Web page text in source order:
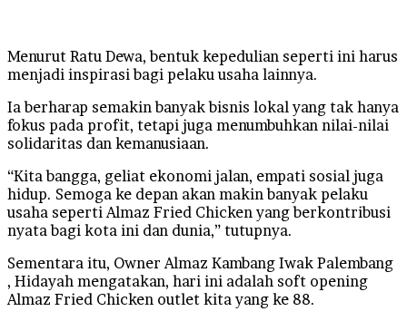
Menurut Ratu Dewa, bentuk kepedulian seperti ini harus
menjadi inspirasi bagi pelaku usaha lainnya.
Ia berharap semakin banyak bisnis lokal yang tak hanya
fokus pada profit, tetapi juga menumbuhkan nilai-nilai
solidaritas dan kemanusiaan.
“Kita bangga, geliat ekonomi jalan, empati sosial juga
hidup. Semoga ke depan akan makin banyak pelaku
usaha seperti Almaz Fried Chicken yang berkontribusi
nyata bagi kota ini dan dunia,” tutupnya.
Sementara itu, Owner Almaz Kambang Iwak Palembang
, Hidayah mengatakan, hari ini adalah soft opening
Almaz Fried Chicken outlet kita yang ke 88.